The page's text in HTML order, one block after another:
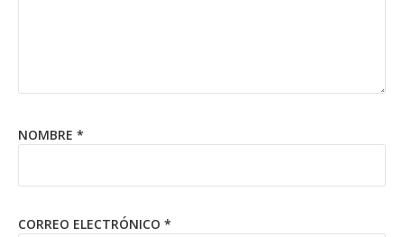
NOMBRE *
CORREO ELECTRÓNICO *